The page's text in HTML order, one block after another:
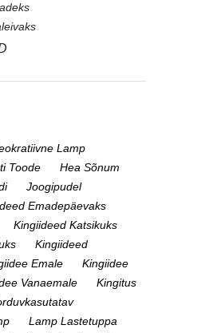
Lamp
Toode
Hea Sõnum
Joogipudel
Emadepäevaks
Kingiideed Katsikuks
Kingiideed
Emale
Kingiidee
Vanaemale
Kingitus
Lamp Lastetuppa